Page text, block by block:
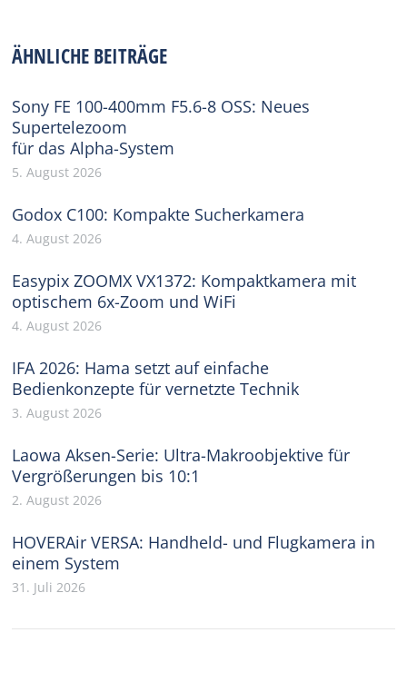
ÄHNLICHE BEITRÄGE
Sony FE 100-400mm F5.6-8 OSS: Neues
Supertelezoom
für das Alpha-System
5. August 2026
Godox C100: Kompakte Sucherkamera
4. August 2026
Easypix ZOOMX VX1372: Kompaktkamera mit
optischem 6x-Zoom und WiFi
4. August 2026
IFA 2026: Hama setzt auf einfache
Bedienkonzepte für vernetzte Technik
3. August 2026
Laowa Aksen-Serie: Ultra-Makroobjektive für
Vergrößerungen bis 10:1
2. August 2026
HOVERAir VERSA: Handheld- und Flugkamera in
einem System
31. Juli 2026